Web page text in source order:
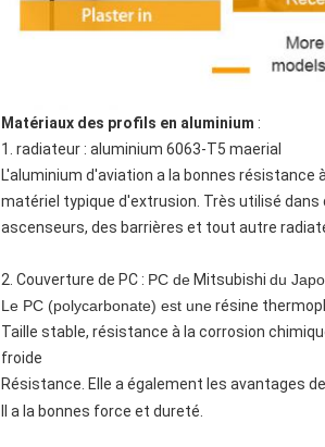
Matériaux des profils en aluminium :
1. radiateur : aluminium 6063-T5 maerial
L'aluminium d'aviation a la bonnes résistance
matériel typique d'extrusion. Très utilisé
ascenseurs, des barrières et tout autre
2. Couverture de PC : PC de Mitsubishi du
Le PC (polycarbonate) est unerésine
Taille stable, résistance à la corrosion
froide
Résistance. Elle a également les avantages de
Il a la bonnes force et dureté.